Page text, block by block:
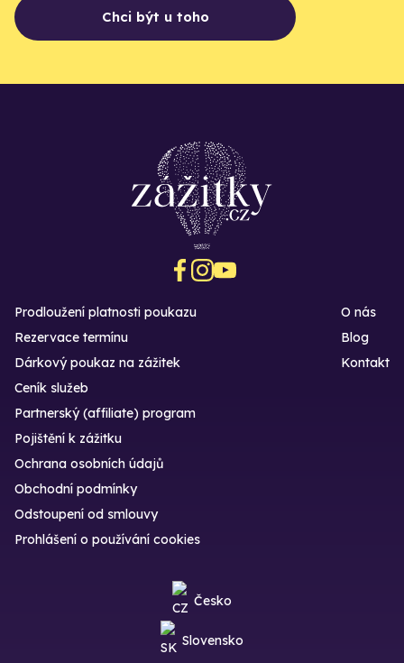
Chci být u toho
Prodloužení platnosti poukazu
Rezervace termínu
Dárkový poukaz na zážitek
O nás
Blog
Kontakt
Ceník služeb
Partnerský (affiliate) program
Pojištění k zážitku
Ochrana osobních údajů
Obchodní podmínky
Odstoupení od smlouvy
Prohlášení o používání cookies
Česko
Slovensko